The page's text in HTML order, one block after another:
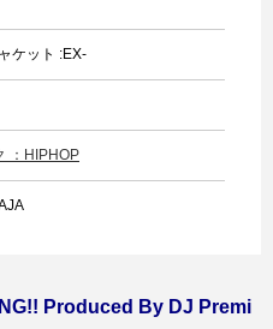
ケット :EX-
：HIPHOP
Produced By DJ Premi